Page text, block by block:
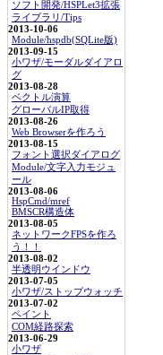
ソフト開発/HSPLet3拡張
ライブラリ/Tips
2013-10-06
Module/hspdb(SQLite版)
2013-09-15
小ワザ/モーダルダイアロ
グ
2013-08-28
ベクトル演算
グローバルIP取得
2013-08-26
Web Browserを作ろう
2013-08-15
フォント選択ダイアログ
Module/文字入力モジュ
ール
2013-08-06
HspCmd/mref
BMSCR構造体
2013-08-05
ネットワークFPSを作ろ
う！！
2013-08-02
半透明ウインドウ
2013-07-05
小ワザ/ストップウォッチ
2013-07-02
ペイント
COM経路探索
2013-06-29
小ワザ